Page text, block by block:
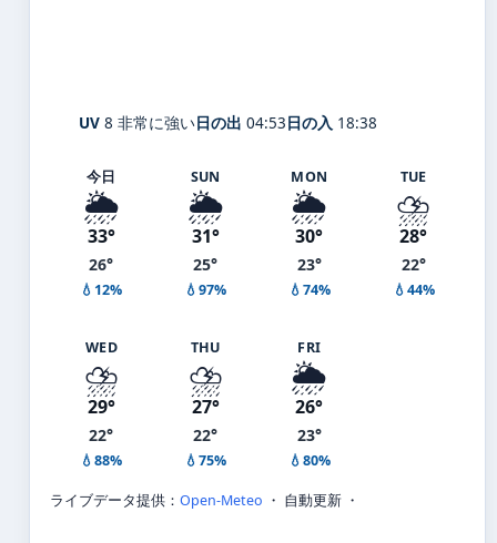
UV 8 非常に強い日の出 04:53日の入 18:38
今日
🌦️
33°
26°
💧12%
SUN
🌦️
31°
25°
💧97%
MON
🌦️
30°
23°
💧74%
TUE
⛈️
28°
22°
💧44%
WED
⛈️
29°
22°
💧88%
THU
⛈️
27°
22°
💧75%
FRI
🌦️
26°
23°
💧80%
ライブデータ提供： Open-Meteo ・ 自動更新 ・